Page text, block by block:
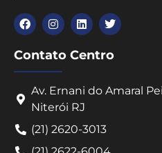
Contato Centro
Av. Ernani do Amaral
Niterói RJ
(21) 2620-3013